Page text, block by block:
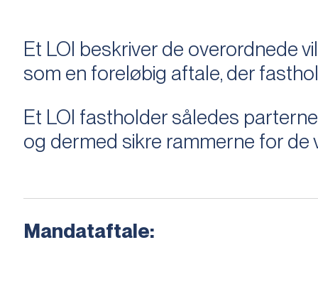
Et LOI beskriver de overordnede
som en foreløbig aftale, der
Et LOI fastholder således
og dermed sikre rammerne for de
Mandataftale: